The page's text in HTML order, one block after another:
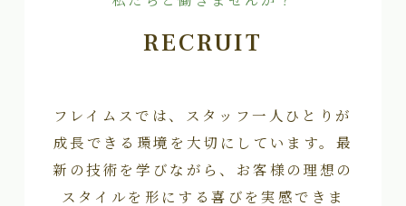
RECRUIT
フレイムスでは、スタッフ一人ひとりが
成長できる環境を大切にしています。最
新の技術を学びながら、お客様の理想の
スタイルを形にする喜びを実感できま